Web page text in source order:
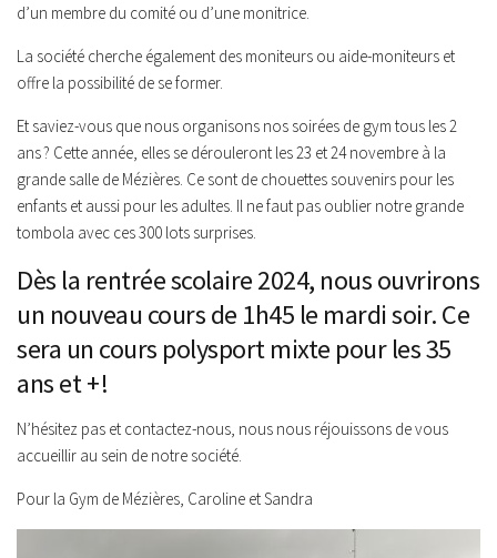
d’un membre du comité ou d’une monitrice.
La société cherche également des moniteurs ou aide-moniteurs et
offre la possibilité de se former.
Et saviez-vous que nous organisons nos soirées de gym tous les 2
ans ? Cette année, elles se dérouleront les 23 et 24 novembre à la
grande salle de Mézières. Ce sont de chouettes souvenirs pour les
enfants et aussi pour les adultes. Il ne faut pas oublier notre grande
tombola avec ces 300 lots surprises.
Dès la rentrée scolaire 2024, nous ouvrirons
un nouveau cours de 1h45 le mardi soir. Ce
sera un cours polysport mixte pour les 35
ans et + !
N’hésitez pas et contactez-nous, nous nous réjouissons de vous
accueillir au sein de notre société.
Pour la Gym de Mézières, Caroline et Sandra